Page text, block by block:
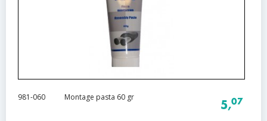
981-060 Montage pasta 60 gr
5,07